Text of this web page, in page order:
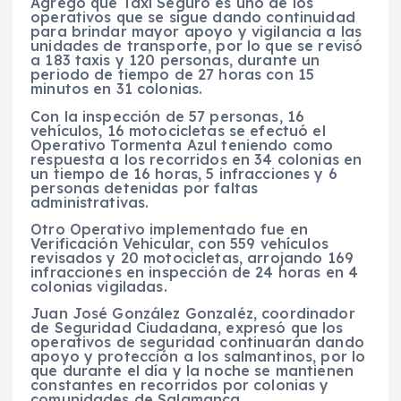
operativos que se sigue dando continuidad
para brindar mayor apoyo y vigilancia a las
unidades de transporte, por lo que se revisó
a 183 taxis y 120 personas, durante un
periodo de tiempo de 27 horas con 15
minutos en 31 colonias.
Con la inspección de 57 personas, 16
vehículos, 16 motocicletas se efectuó el
Operativo Tormenta Azul teniendo como
respuesta a los recorridos en 34 colonias en
un tiempo de 16 horas, 5 infracciones y 6
personas detenidas por faltas
administrativas.
Otro Operativo implementado fue en
Verificación Vehicular, con 559 vehículos
revisados y 20 motocicletas, arrojando 169
infracciones en inspección de 24 horas en 4
colonias vigiladas.
Juan José González Gonzaléz, coordinador
de Seguridad Ciudadana, expresó que los
operativos de seguridad continuarán dando
apoyo y protección a los salmantinos, por lo
que durante el día y la noche se mantienen
constantes en recorridos por colonias y